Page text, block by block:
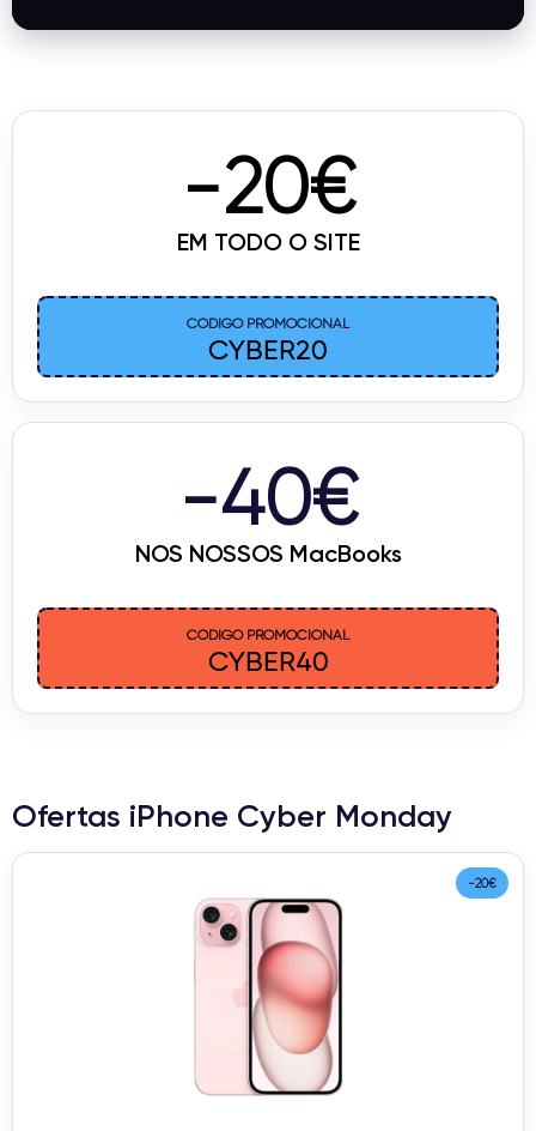
-20€
EM TODO O SITE
CÓDIGO PROMOCIONAL
CYBER20
-40€
NOS NOSSOS MacBooks
CÓDIGO PROMOCIONAL
CYBER40
Ofertas iPhone Cyber Monday
-20€